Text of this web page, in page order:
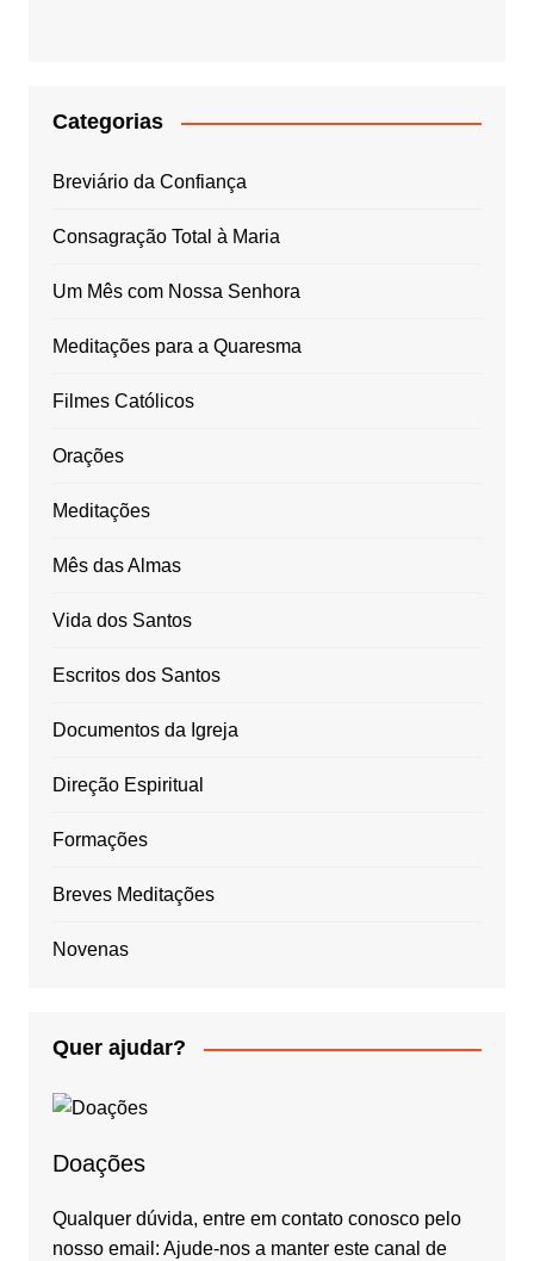
Categorias
Breviário da Confiança
Consagração Total à Maria
Um Mês com Nossa Senhora
Meditações para a Quaresma
Filmes Católicos
Orações
Meditações
Mês das Almas
Vida dos Santos
Escritos dos Santos
Documentos da Igreja
Direção Espiritual
Formações
Breves Meditações
Novenas
Quer ajudar?
Doações
Qualquer dúvida, entre em contato conosco pelo
nosso email: Ajude-nos a manter este canal de